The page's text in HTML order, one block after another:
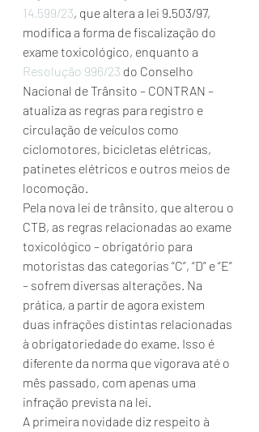
14.599/23, que altera a lei 9.503/97,
modifica a forma de fiscalização do
exame toxicológico, enquanto a
Resolução 996/23 do Conselho
Nacional de Trânsito – CONTRAN –
atualiza as regras para registro e
circulação de veículos como
ciclomotores, bicicletas elétricas,
patinetes elétricos e outros meios de
locomoção.
Pela nova lei de trânsito, que alterou o
CTB, as regras relacionadas ao exame
toxicológico – obrigatório para
motoristas das categorias “C”, “D” e “E”
– sofrem diversas alterações. Na
prática, a partir de agora existem
duas infrações distintas relacionadas
à obrigatoriedade do exame. Isso é
diferente da norma que vigorava até o
mês passado, com apenas uma
infração prevista na lei.
A primeira novidade diz respeito à